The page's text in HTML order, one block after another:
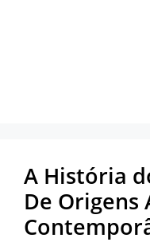
A História
De Origens